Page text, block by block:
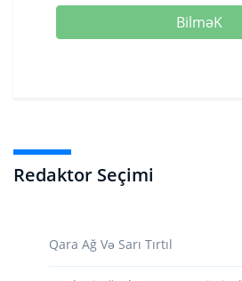
BilməK
Redaktor Seçimi
Qara Ağ Və Sarı Tırtıl